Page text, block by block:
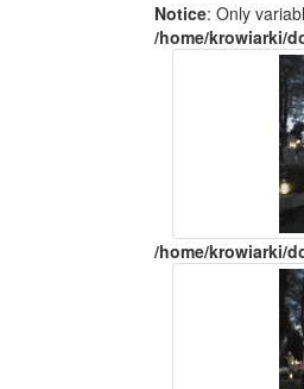
Notice: Only
/home/krowiarki/
/home/krowiarki/